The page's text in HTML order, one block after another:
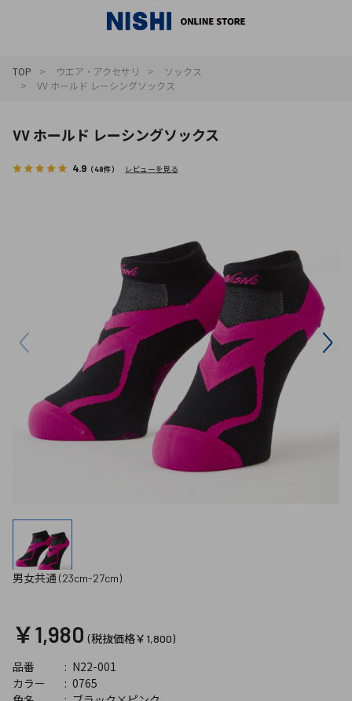
TOP ウエア・アクセサリ
ソックス
VV ホールド レーシングソックス
VV ホールド レーシングソックス
4.9 （48件） レビューを見る
男女共通 (23cm-27cm)
￥1,980 (税抜価格￥1,800)
品番 N22-001
カラー 0765